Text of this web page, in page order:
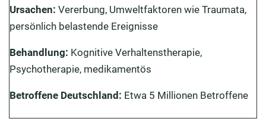
Depression vorgebeugt werden?
Ursachen: Vererbung, Umweltfaktoren wie Traumata,
persönlich belastende Ereignisse
Behandlung: Kognitive Verhaltenstherapie,
Psychotherapie, medikamentös
Betroffene Deutschland: Etwa 5 Millionen Betroffene